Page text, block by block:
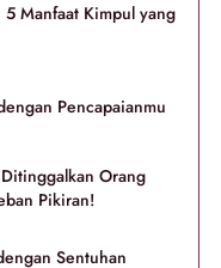
5 Manfaat Kimpul yang
Pencapaianmu
Orang
Pikiran!
Sentuhan